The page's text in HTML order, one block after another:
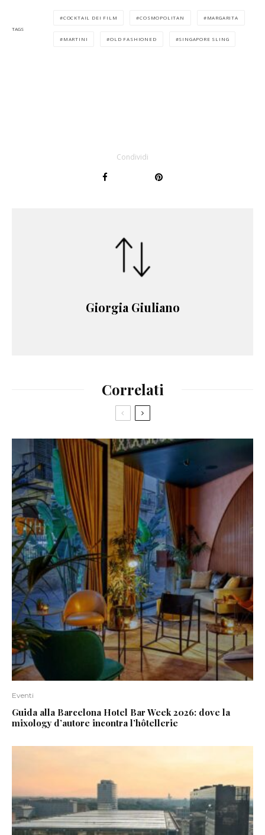
TAGS
COCKTAIL DEI FILM COSMOPOLITAN MARGARITA
MARTINI OLD FASHIONED SINGAPORE SLING
Condividi
Giorgia Giuliano
Correlati
Eventi
Guida alla Barcelona Hotel Bar Week 2026: dove la
mixology d’autore incontra l’hôtellerie